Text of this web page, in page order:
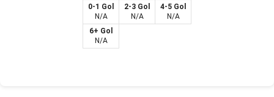
0-1 Gol
N/A
2-3 Gol
N/A
4-5 Gol
N/A
6+ Gol
N/A